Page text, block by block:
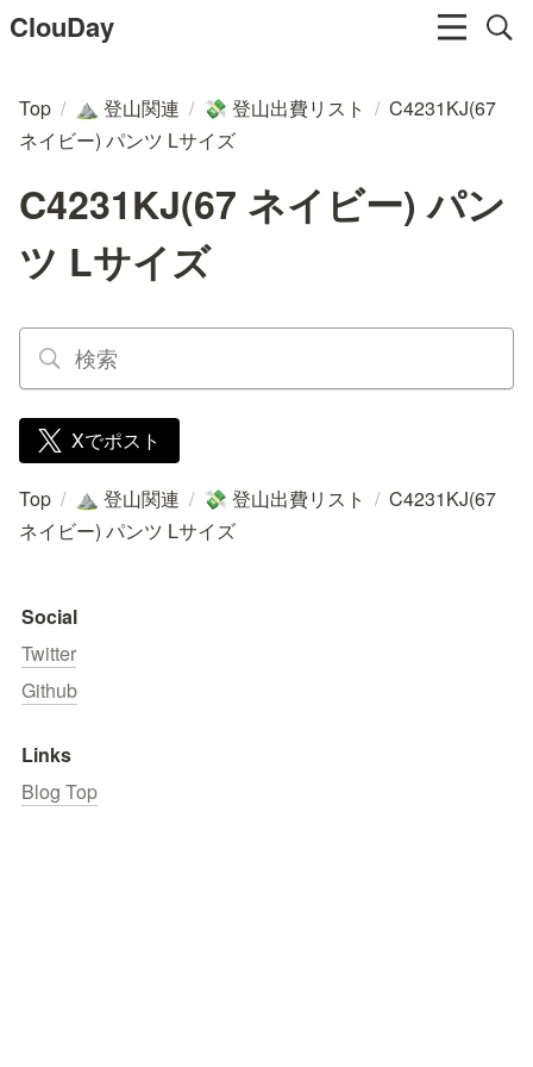
ClouDay
Top / ⛰️ 登山関連 / 💸 登山出費リスト / C4231KJ(67
ネイビー) パンツ Lサイズ
C4231KJ(67 ネイビー) パン
ツ Lサイズ
Xでポスト
Top / ⛰️ 登山関連 / 💸 登山出費リスト / C4231KJ(67
ネイビー) パンツ Lサイズ
Social
Twitter
Github
Links
Blog Top